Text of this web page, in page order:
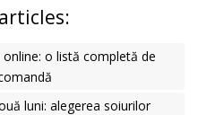
o listă completă de
luni: alegerea soiurilor